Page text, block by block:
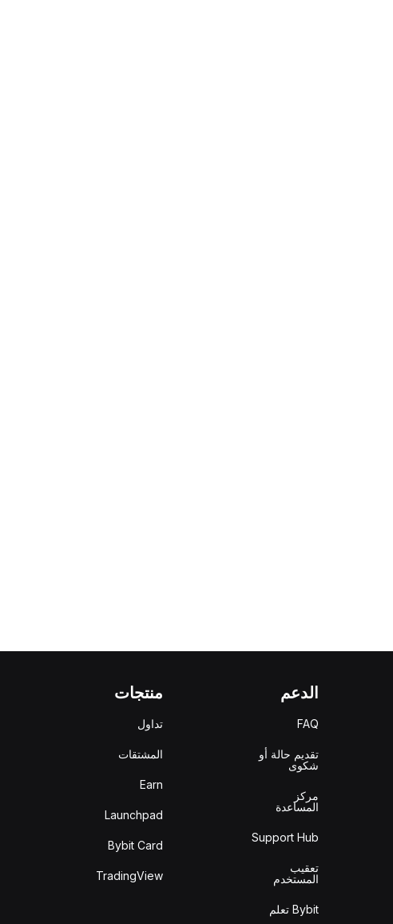
الدعم
FAQ
تقديم حالة أو
شكوى
مركز
المساعدة
Support Hub
تعقيب
المستخدم
Bybit تعلم
منتجات
تداول
المشتقات
Earn
Launchpad
Bybit Card
TradingView